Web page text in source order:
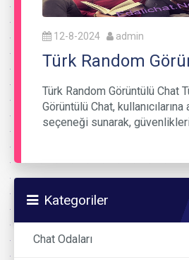
12-8-2024 admin
Türk Random
Türk Random Görüntülü Chat
Görüntülü Chat,
seçeneği sunarak,
Kategoriler
Chat Odaları